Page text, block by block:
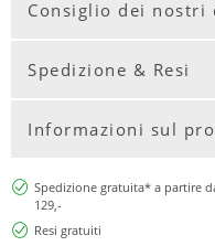
Consiglio dei nostri
Spedizione & Resi
Informazioni sul
Spedizione gratuita* a partire
129,-
Resi gratuiti